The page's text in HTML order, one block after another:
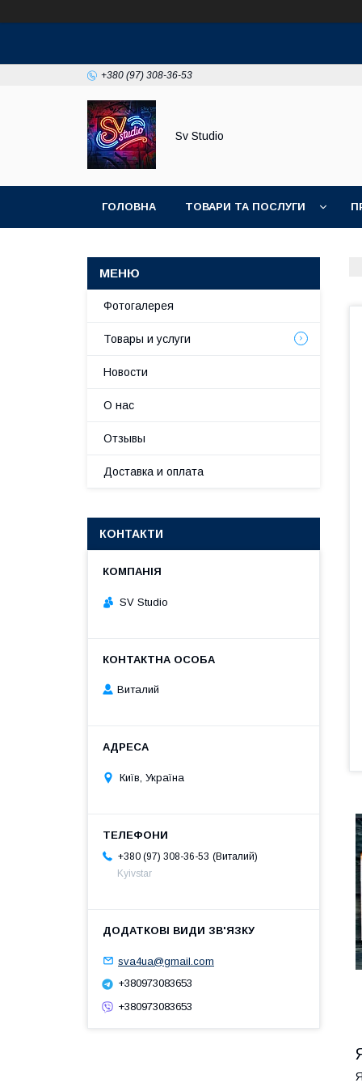
+380 (97) 308-36-53
Sv Studio
ГОЛОВНА ТОВАРИ ТА ПОСЛУГИ
Фотогалерея
Товары и услуги
Новости
О нас
Отзывы
Доставка и оплата
КОНТАКТИ
SV Studio
Виталий
Київ, Україна
+380 (97) 308-36-53
Виталий
Kyivstar
sva4ua@gmail.com
+380973083653
+380973083653